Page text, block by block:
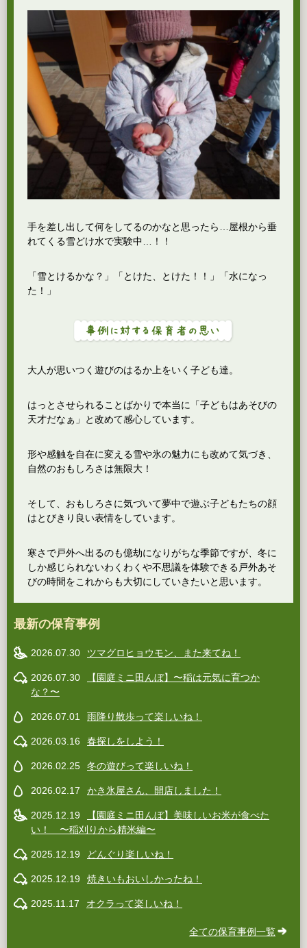
手を差し出して何をしてるのかなと思ったら…屋根から垂
れてくる雪どけ水で実験中…！！
「雪とけるかな？」「とけた、とけた！！」「水になっ
た！」
大人が思いつく遊びのはるか上をいく子ども達。
はっとさせられることばかりで本当に「子どもはあそびの
天才だなぁ」と改めて感心しています。
形や感触を自在に変える雪や氷の魅力にも改めて気づき、
自然のおもしろさは無限大！
そして、おもしろさに気づいて夢中で遊ぶ子どもたちの顔
はとびきり良い表情をしています。
寒さで戸外へ出るのも億劫になりがちな季節ですが、冬に
しか感じられないわくわくや不思議を体験できる戸外あそ
びの時間をこれからも大切にしていきたいと思います。
最新の保育事例
2026.07.30 ツマグロヒョウモン、また来てね！
2026.07.30
【園庭ミニ田んぼ】〜稲は元気に育つか
な？〜
2026.07.01 雨降り散歩って楽しいね！
2026.03.16 春探しをしよう！
2026.02.25 冬の遊びって楽しいね！
2026.02.17 かき氷屋さん、開店しました！
2025.12.19
【園庭ミニ田んぼ】美味しいお米が食べた
い！ 〜稲刈りから精米編〜
2025.12.19 どんぐり楽しいね！
2025.12.19 焼きいもおいしかったね！
2025.11.17 オクラって楽しいね！
全ての保育事例一覧